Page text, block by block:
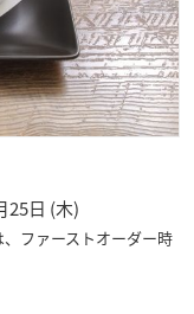
25日 (木)
ファーストオーダー時